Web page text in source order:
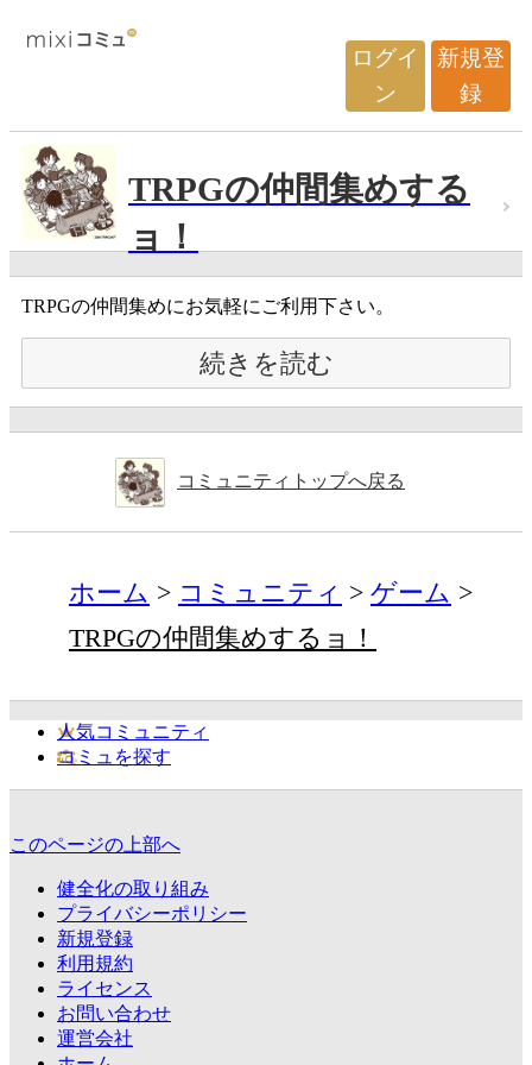
ログイ
ン
新規登
録
TRPGの仲間集めする
ョ！
TRPGの仲間集めにお気軽にご利用下さい。
続きを読む
コミュニティトップへ戻る
ホーム コミュニティ
ゲーム
TRPGの仲間集めするョ！
人気コミュニティ
コミュを探す
このページの上部へ
健全化の取り組み
プライバシーポリシー
新規登録
利用規約
ライセンス
お問い合わせ
運営会社